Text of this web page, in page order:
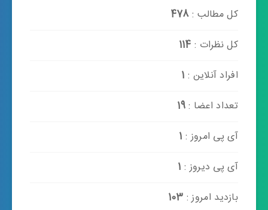
کل مطالب :478
کل نظرات : 114
افراد آنلاین : 1
تعداد اعضا :19
آی پی امروز : 1
آی پی دیروز : 1
بازدید امروز : 103